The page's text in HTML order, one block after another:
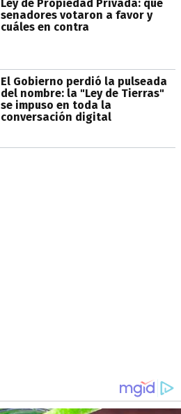
Ley de Propiedad Privada: qué
senadores votaron a favor y
cuáles en contra
El Gobierno perdió la pulseada
del nombre: la "Ley de Tierras"
se impuso en toda la
conversación digital